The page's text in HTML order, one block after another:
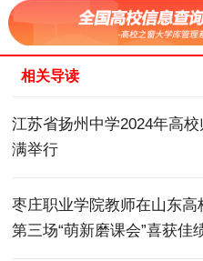
相关导读
江苏省扬州中学2024年高
满举行
枣庄职业学院教师在山东
第三场“萌新磨课会”喜获佳